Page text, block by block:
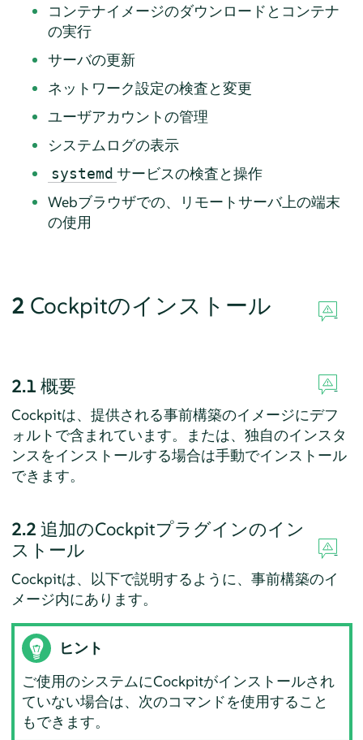
コンテナイメージのダウンロードとコンテナ
の実行
サーバの更新
ネットワーク設定の検査と変更
ユーザアカウントの管理
システムログの表示
systemd サービスの検査と操作
Webブラウザでの、リモートサーバ上の端末
の使用
2 Cockpitのインストール
2.1 概要
Cockpitは、提供される事前構築のイメージにデフ
ォルトで含まれています。または、独自のインスタ
ンスをインストールする場合は手動でインストール
できます。
2.2 追加のCockpitプラグインのイン
ストール
Cockpitは、以下で説明するように、事前構築のイ
メージ内にあります。
ヒント
ご使用のシステムにCockpitがインストールされ
ていない場合は、次のコマンドを使用すること
もできます。